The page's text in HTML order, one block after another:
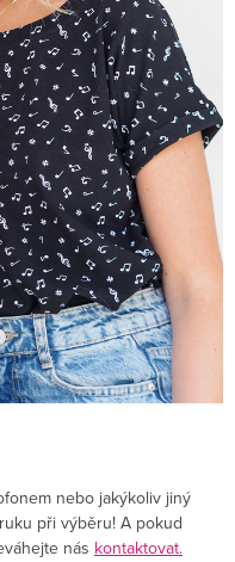
nebo jakýkoliv jiný
při výběru! A pokud
nás kontaktovat.